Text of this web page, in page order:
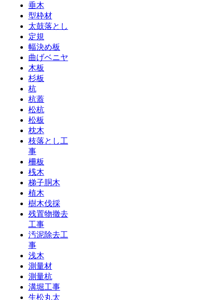
垂木
型枠材
太鼓落とし
定規
幅決め板
曲げベニヤ
木板
杉板
杭
杭蓋
松杭
松板
枕木
枝落とし工
事
柵板
桟木
梯子胴木
植木
樹木伐採
残置物撤去
工事
汚泥除去工
事
浅木
測量材
測量杭
溝堀工事
生松丸太